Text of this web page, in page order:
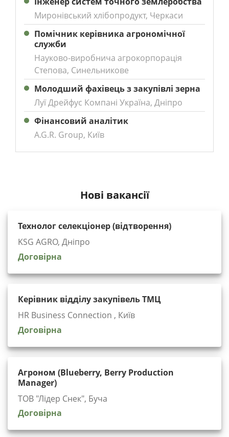
Миронівський хлібопродукт, Черкаси
Помічник керівника агрономічної
служби
Науково-виробнича агрокорпорація
Степова, Синельникове
Молодший фахівець з закупівлі зерна
Луї Дрейфус Компані Україна, Дніпро
Фінансовий аналітик
A.G.R. Group, Київ
Нові вакансії
Технолог селекціонер (відтворення)
KSG AGRO, Дніпро
Договірна
Керівник відділу закупівель ТМЦ
HR Business Connection , Київ
Договірна
Агроном (Blueberry, Berry Production
Manager)
ТОВ "Лідер Снек", Буча
Договірна